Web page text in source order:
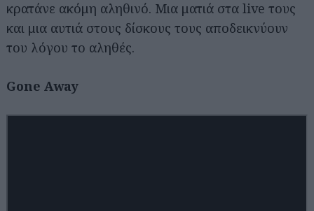
κρατάνε ακόμη αληθινό. Μια ματιά στα live τους
και μια αυτιά στους δίσκους τους αποδεικνύουν
του λόγου το αληθές.
Gone Away